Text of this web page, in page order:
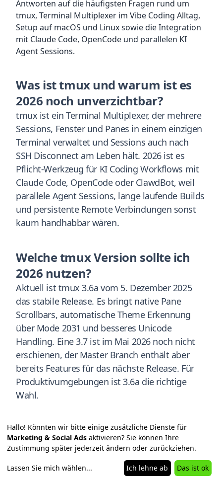
Antworten auf die häufigsten Fragen rund um
tmux, Terminal Multiplexer im Vibe Coding Alltag,
Setup auf macOS und Linux sowie die Integration
mit Claude Code, OpenCode und parallelen KI
Agent Sessions.
Was ist tmux und warum ist es
2026 noch unverzichtbar?
tmux ist ein Terminal Multiplexer, der mehrere
Sessions, Fenster und Panes in einem einzigen
Terminal verwaltet und Sessions auch nach
SSH Disconnect am Leben hält. 2026 ist es
Pflicht-Werkzeug für KI Coding Workflows mit
Claude Code, OpenCode oder ClawdBot, weil
parallele Agent Sessions, lange laufende Builds
und persistente Remote Verbindungen sonst
kaum handhabbar wären.
Welche tmux Version sollte ich
2026 nutzen?
Aktuell ist tmux 3.6a vom 5. Dezember 2025
das stabile Release. Es bringt native Pane
Scrollbars, automatische Theme Erkennung
über Mode 2031 und besseres Unicode
Handling. Eine 3.7 ist im Mai 2026 noch nicht
erschienen, der Master Branch enthält aber
bereits Features für das nächste Release. Für
Produktivumgebungen ist 3.6a die richtige
Wahl.
Lohnt sich tmux für Vibe Coding
2026 wirklich?
Ja. Wer 2026 mit Claude Code, OpenCode oder
Aider produktiv arbeiten will, kommt an tmux
Hallo! Könnten wir bitte einige zusätzliche Dienste für
Marketing & Social Ads aktivieren? Sie können Ihre
Zustimmung später jederzeit ändern oder zurückziehen.
Lassen Sie mich wählen... Ich lehne ab Das ist ok